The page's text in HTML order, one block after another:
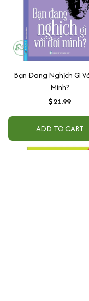
Bạn Đang Nghịch Gì
Mình?
$21.99
ADD TO CART